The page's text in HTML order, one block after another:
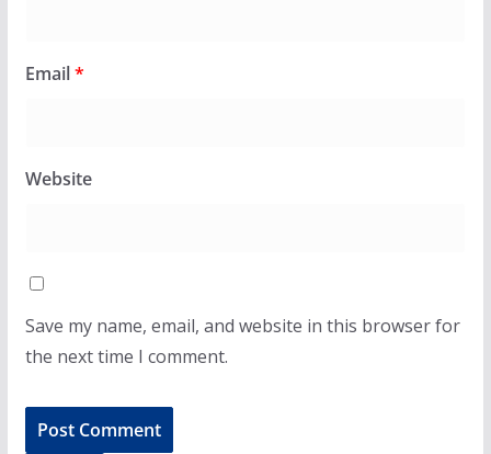
Email*
Website
Save my name, email, and website in this browser for
the next time I comment.